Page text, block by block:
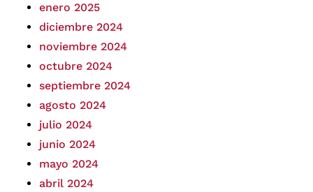
enero 2025
diciembre 2024
noviembre 2024
octubre 2024
septiembre 2024
agosto 2024
julio 2024
junio 2024
mayo 2024
abril 2024